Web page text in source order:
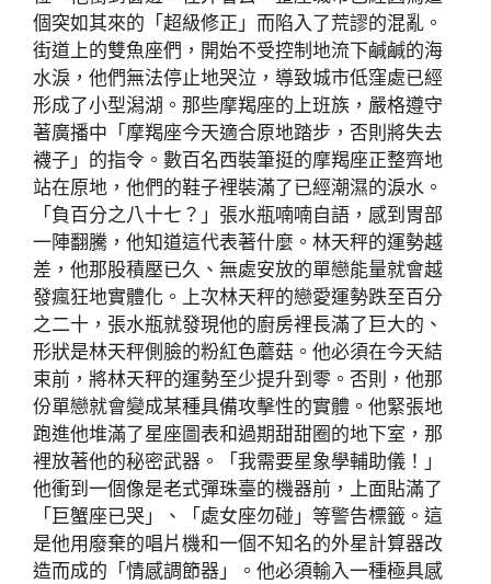
個突如其來的「超級修正」而陷入了荒謬的混亂。
街道上的雙魚座們，開始不受控制地流下鹹鹹的海
水淚，他們無法停止地哭泣，導致城市低窪處已經
形成了小型潟湖。那些摩羯座的上班族，嚴格遵守
著廣播中「摩羯座今天適合原地踏步，否則將失去
襪子」的指令。數百名西裝筆挺的摩羯座正整齊地
站在原地，他們的鞋子裡裝滿了已經潮濕的淚水。
「負百分之八十七？」張水瓶喃喃自語，感到胃部
一陣翻騰，他知道這代表著什麼。林天秤的運勢越
差，他那股積壓已久、無處安放的單戀能量就會越
發瘋狂地實體化。上次林天秤的戀愛運勢跌至百分
之二十，張水瓶就發現他的廚房裡長滿了巨大的、
形狀是林天秤側臉的粉紅色蘑菇。他必須在今天結
束前，將林天秤的運勢至少提升到零。否則，他那
份單戀就會變成某種具備攻擊性的實體。他緊張地
跑進他堆滿了星座圖表和過期甜甜圈的地下室，那
裡放著他的秘密武器。「我需要星象學輔助儀！」
他衝到一個像是老式彈珠臺的機器前，上面貼滿了
「巨蟹座已哭」、「處女座勿碰」等警告標籤。這
是他用廢棄的唱片機和一個不知名的外星計算器改
造而成的「情感調節器」。他必須輸入一種極具感